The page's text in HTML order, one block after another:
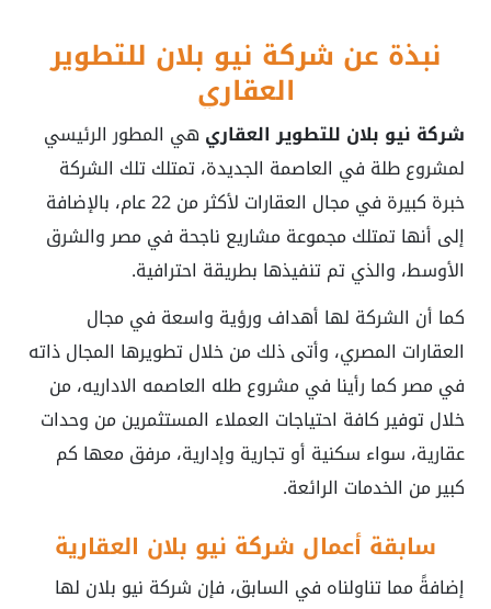
نبذة عن شركة نيو بلان للتطوير
العقاري
شركة نيو بلان للتطوير العقاري هي المطور الرئيسي
لمشروع طلة في العاصمة الجديدة، تمتلك تلك الشركة
خبرة كبيرة في مجال العقارات لأكثر من 22 عام، بالإضافة
إلى أنها تمتلك مجموعة مشاريع ناجحة في مصر والشرق
الأوسط، والذي تم تنفيذها بطريقة احترافية.
كما أن الشركة لها أهداف ورؤية واسعة في مجال
العقارات المصري، وأتى ذلك من خلال تطويرها المجال ذاته
في مصر كما رأينا في مشروع طله العاصمه الاداريه، من
خلال توفير كافة احتياجات العملاء المستثمرين من وحدات
عقارية، سواء سكنية أو تجارية وإدارية، مرفق معها كم
كبير من الخدمات الرائعة.
سابقة أعمال شركة نيو بلان العقارية
إضافةً مما تناولناه في السابق، فإن شركة نيو بلان لها